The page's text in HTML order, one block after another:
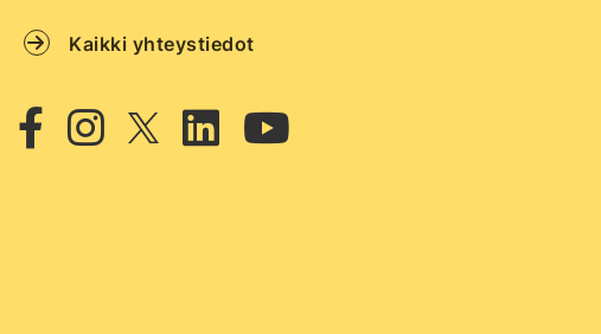
Kaikki yhteystiedot
Facebook
Instagram
TwitterLinkedin